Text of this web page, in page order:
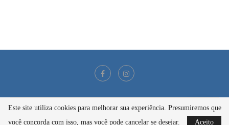
@2021 - Todos os direitos reservados
Este site utiliza cookies para melhorar sua experiência. Presumiremos que
você concorda com isso, mas você pode cancelar se desejar.
Aceito